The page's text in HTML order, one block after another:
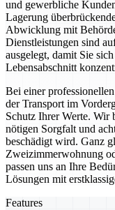
und gewerbliche
Lagerung
Abwicklung mit
Dienstleistungen sind
ausgelegt, damit Sie
Lebensabschnitt
Bei einer
der Transport im
Schutz Ihrer Werte. Wir
nötigen Sorgfalt und
beschädigt wird. Ganz
Zweizimmerwohnung
passen uns an Ihre
Lösungen mit
Features